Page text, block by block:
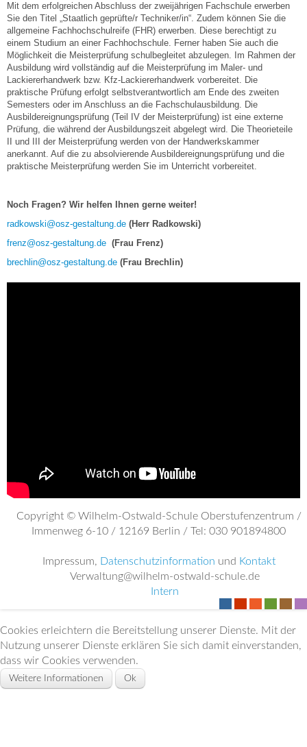
Mit dem erfolgreichen Abschluss der zweijährigen Fachschule erwerben
Sie den Titel „Staatlich geprüfte/r Techniker/in“. Zudem können Sie die
allgemeine Fachhochschulreife (FHR) erwerben. Diese berechtigt zu
einem Studium an einer Fachhochschule. Ferner haben Sie auch die
Möglichkeit die Meisterprüfung schulbegleitet abzulegen. Im Rahmen der
Ausbildung wird vollständig auf die Meisterprüfung im Maler- und
Lackiererhandwerk bzw. Kfz-Lackiererhandwerk vorbereitet. Die
praktische Prüfung erfolgt selbstverantwortlich am Ende des zweiten
Semesters oder im Anschluss an die Fachschulausbildung. Die
Ausbildereignungsprüfung (Teil IV der Meisterprüfung) ist eine externe
Prüfung, die während der Ausbildungszeit abgelegt wird. Die Theorieteile
II und III der Meisterprüfung werden von der Handwerkskammer
anerkannt. Auf die zu absolvierende Ausbildereignungsprüfung und die
praktische Meisterprüfung werden Sie im Unterricht vorbereitet.
Noch Fragen? Wir helfen Ihnen gerne weiter!
radkowski@osz-gestaltung.de (Herr Radkowski)
frenz@osz-gestaltung.de (Frau Frenz)
brechlin@osz-gestaltung.de (Frau Brechlin)
Copyright © Wilhelm-Ostwald-Schule Oberstufenzentrum /
Immenweg 6-10 / 12169 Berlin / Tel: 030 901894800
Impressum, Datenschutzinformation und Kontakt
Verwaltung@wilhelm-ostwald-schule.de
Intern
Cookies erleichtern die Bereitstellung unserer Dienste. Mit der
Nutzung unserer Dienste erklären Sie sich damit einverstanden,
dass wir Cookies verwenden.
Weitere Informationen Ok